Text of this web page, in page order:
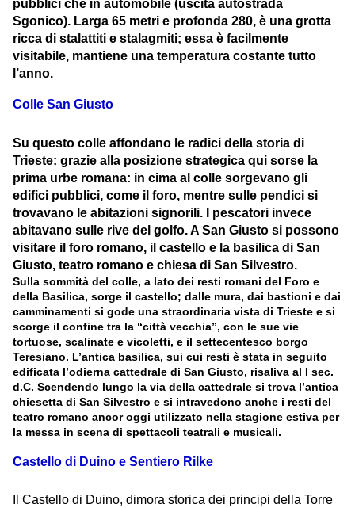
pubblici che in automobile (uscita autostrada
Sgonico). Larga 65 metri e profonda 280, è una grotta
ricca di stalattiti e stalagmiti; essa è facilmente
visitabile, mantiene una temperatura costante tutto
l’anno.
Colle San Giusto
Su questo colle affondano le radici della storia di
Trieste: grazie alla posizione strategica qui sorse la
prima urbe romana: in cima al colle sorgevano gli
edifici pubblici, come il foro, mentre sulle pendici si
trovavano le abitazioni signorili. I pescatori invece
abitavano sulle rive del golfo. A San Giusto si possono
visitare il foro romano, il castello e la basilica di San
Giusto, teatro romano e chiesa di San Silvestro.
Sulla sommità del colle, a lato dei resti romani del Foro e
della Basilica, sorge il castello; dalle mura, dai bastioni e dai
camminamenti si gode una straordinaria vista di Trieste e si
scorge il confine tra la “città vecchia”, con le sue vie
tortuose, scalinate e vicoletti, e il settecentesco borgo
Teresiano. L’antica basilica, sui cui resti è stata in seguito
edificata l’odierna cattedrale di San Giusto, risaliva al I sec.
d.C. Scendendo lungo la via della cattedrale si trova l’antica
chiesetta di San Silvestro e si intravedono anche i resti del
teatro romano ancor oggi utilizzato nella stagione estiva per
la messa in scena di spettacoli teatrali e musicali.
Castello di Duino e Sentiero Rilke
Il Castello di Duino, dimora storica dei principi della Torre